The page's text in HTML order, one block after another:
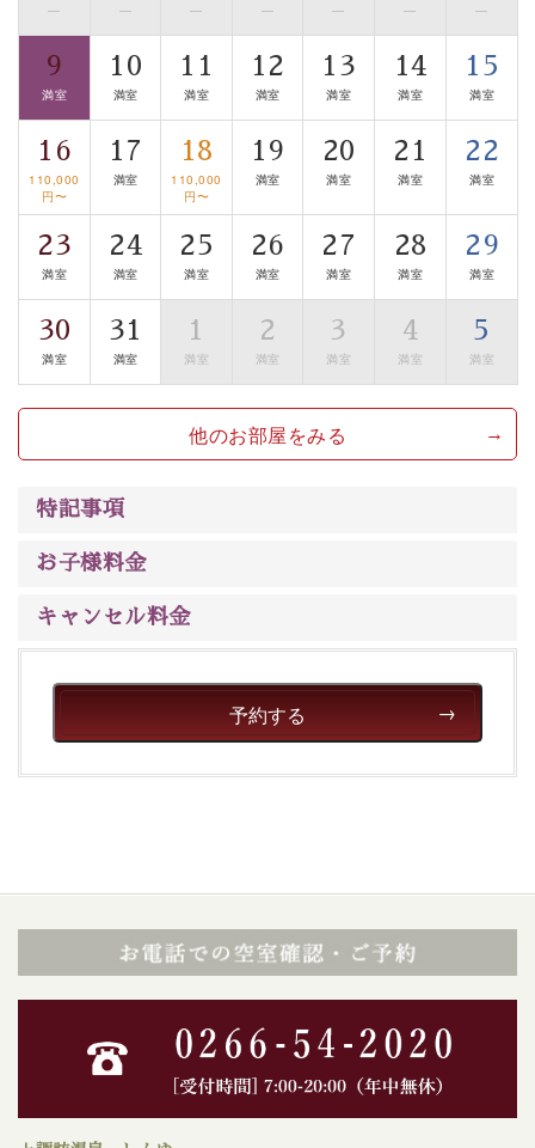
む貸切温泉風呂です。ゆったりといやされるプライベー
トな空間をお愉しみください。
【旅】
■諏訪大社4社を巡る無料参拝バス
豊富な知識を持ったドライバー兼ガイドが諏訪大社をご
案内します。
事前ご予約制ですので、ご利用ご希望の方
※交通規制などにより運行できない日がございます
※年末年始及び御柱祭前後は運行しておりません
以上がプラン内容です。
上諏訪温泉“しんゆ”なら諏訪大社など歴史ある諏訪の街
で心癒されます。
清らかな源泉、自然の恵みあるお食事、諏訪湖に包まれ
癒される宿で贅沢に幸せのときを安心してお過ごしくだ
— — — — — — —
9
満室
10
満室
11
満室
12
満室
13
満室
14
満室
15
満室
16
110,000
円〜
17
満室
18
110,000
円〜
19
満室
20
満室
21
満室
22
満室
23
満室
24
満室
25
満室
26
満室
27
満室
28
満室
29
満室
30
満室
31
満室
1
満室
2
満室
3
満室
4
満室
5
満室
他のお部屋をみる
特記事項
お子様料金
キャンセル料金
予約する